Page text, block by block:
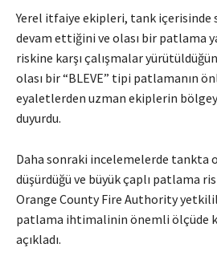
Yerel itfaiye ekipleri, tank içerisinde
devam ettiğini ve olası bir patlama
riskine karşı çalışmalar
olası bir “BLEVE” tipi patlamanın
eyaletlerden uzman ekiplerin
duyurdu.
Daha sonraki incelemelerde tankta
düşürdüğü ve büyük çaplı patlama
Orange County Fire Authority
patlama ihtimalinin önemli ölçüde
açıkladı.